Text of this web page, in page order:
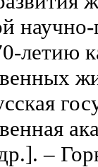
научно-
летию
–